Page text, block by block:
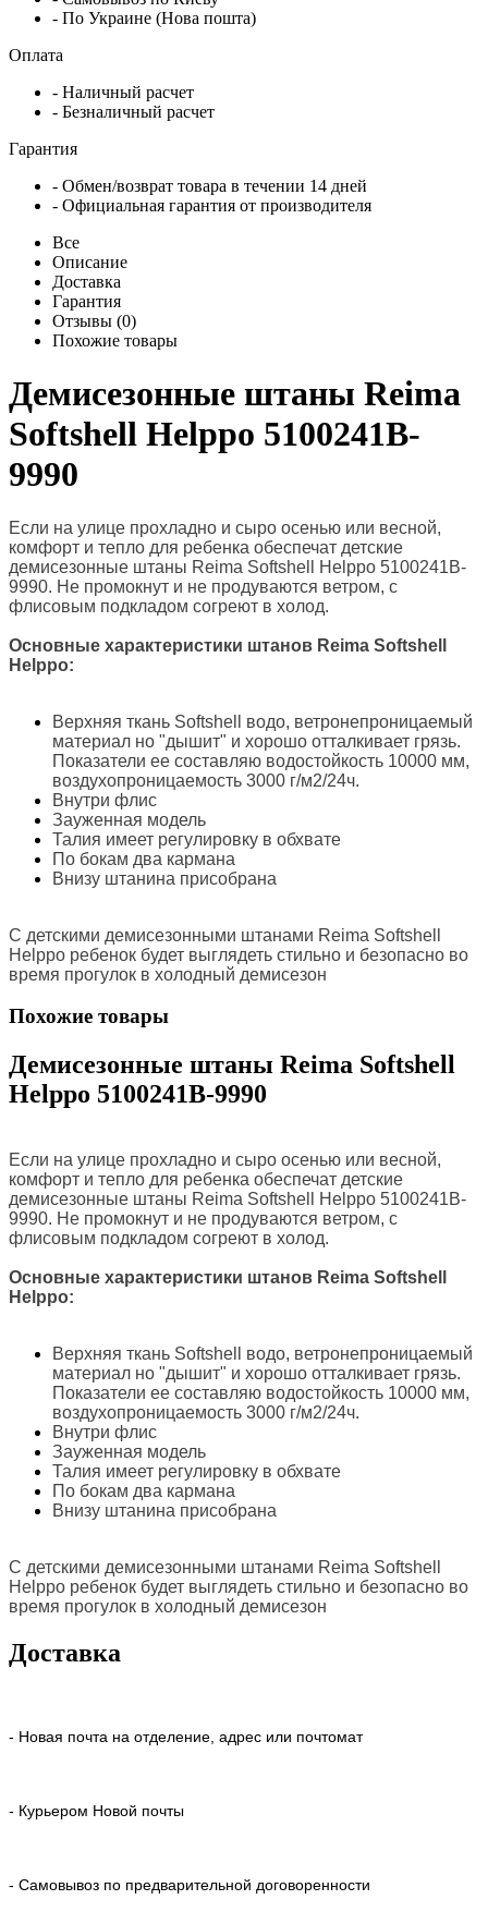
- По Украине (Нова пошта)
Оплата
- Наличный расчет
- Безналичный расчет
Гарантия
- Обмен/возврат товара в течении 14 дней
- Официальная гарантия от производителя
Все
Описание
Доставка
Гарантия
Отзывы (0)
Похожие товары
Демисезонные штаны Reima
Softshell Helppo 5100241B-
9990
Если на улице прохладно и сыро осенью или весной,
комфорт и тепло для ребенка обеспечат детские
демисезонные штаны Reima Softshell Helppo 5100241B-
9990. Не промокнут и не продуваются ветром, с
флисовым подкладом согреют в холод.
Основные характеристики штанов Reima Softshell
Helppo:
Верхняя ткань Softshell водо, ветронепроницаемый
материал но "дышит" и хорошо отталкивает грязь.
Показатели ее составляю водостойкость 10000 мм,
воздухопроницаемость 3000 г/м2/24ч.
Внутри флис
Зауженная модель
Талия имеет регулировку в обхвате
По бокам два кармана
Внизу штанина присобрана
С детскими демисезонными штанами Reima Softshell
Helppo ребенок будет выглядеть стильно и безопасно во
время прогулок в холодный демисезон
Похожие товары
Демисезонные штаны Reima Softshell
Helppo 5100241B-9990
Если на улице прохладно и сыро осенью или весной,
комфорт и тепло для ребенка обеспечат детские
демисезонные штаны Reima Softshell Helppo 5100241B-
9990. Не промокнут и не продуваются ветром, с
флисовым подкладом согреют в холод.
Основные характеристики штанов Reima Softshell
Helppo:
Верхняя ткань Softshell водо, ветронепроницаемый
материал но "дышит" и хорошо отталкивает грязь.
Показатели ее составляю водостойкость 10000 мм,
воздухопроницаемость 3000 г/м2/24ч.
Внутри флис
Зауженная модель
Талия имеет регулировку в обхвате
По бокам два кармана
Внизу штанина присобрана
С детскими демисезонными штанами Reima Softshell
Helppo ребенок будет выглядеть стильно и безопасно во
время прогулок в холодный демисезон
Доставка
- Новая почта на отделение, адрес или почтомат
- Курьером Новой почты
- Самовывоз по предварительной договоренности